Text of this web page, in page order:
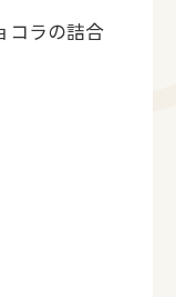
コラの詰合